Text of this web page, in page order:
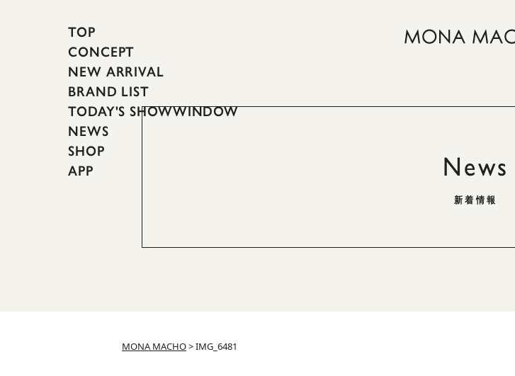
TOP
CONCEPT
NEW ARRIVAL
BRAND LIST
TODAY'S SHOWWINDOW
NEWS
SHOP
APP
News
新着情報
MONA MACHO>IMG_6481